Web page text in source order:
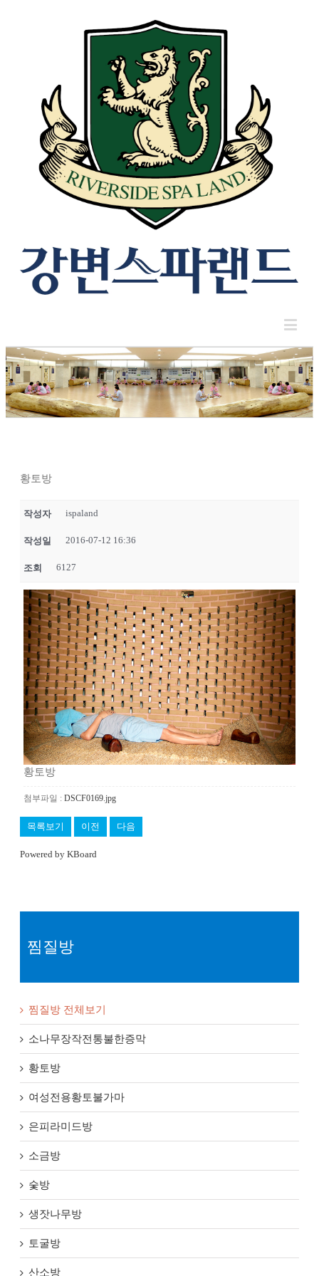
황토방
작성자 ispaland
작성일 2016-07-12 16:36
조회 6127
황토방
첨부파일 : DSCF0169.jpg
목록보기 이전 다음
Powered by KBoard
찜질방
찜질방 전체보기
소나무장작전통불한증막
황토방
여성전용황토불가마
은피라미드방
소금방
숯방
생잣나무방
토굴방
산소방